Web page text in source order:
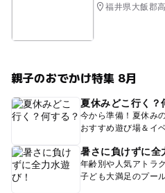
福井県大飯郡
親子のおでかけ特集 8月
夏休みどこ行く？
今から準備！夏休み
おすすめ遊び場＆イ
暑さに負けずに全
年齢別や人気アトラ
子ども大満足のプー